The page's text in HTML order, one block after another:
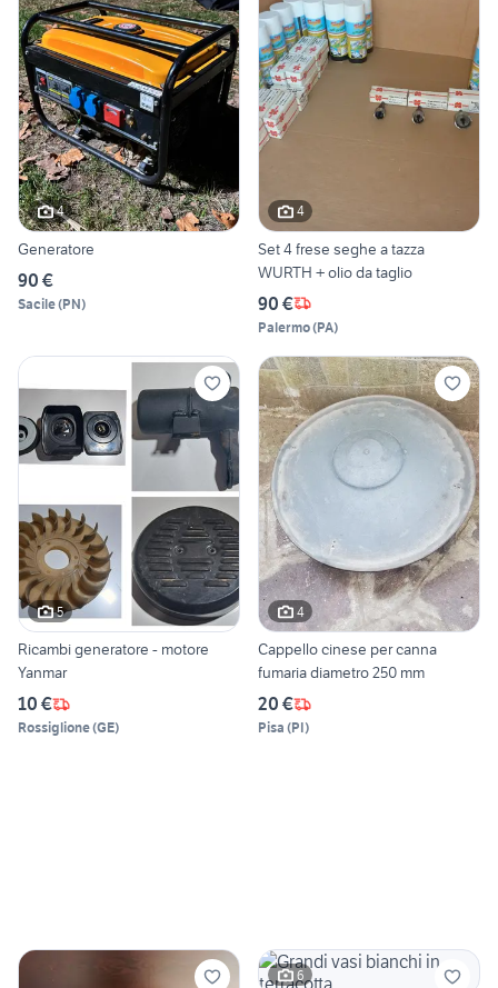
4
Generatore
90 €
Sacile(PN)
4
Set 4 frese seghe a tazza
WURTH + olio da taglio
90 €
Palermo(PA)
5
Ricambi generatore - motore
Yanmar
10 €
Rossiglione(GE)
4
Cappello cinese per canna
fumaria diametro 250 mm
20 €
Pisa (PI)
6